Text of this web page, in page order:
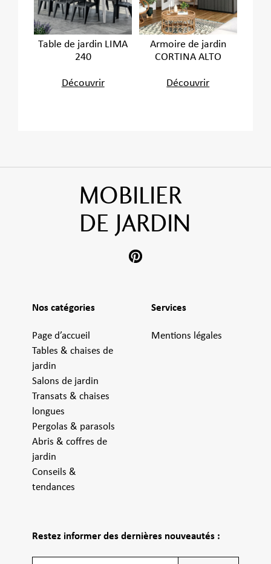
Table de jardin LIMA
240
Découvrir
Armoire de jardin
CORTINA ALTO
Découvrir
MOBILIER
DE JARDIN
Nos catégories
Page d’accueil
Tables & chaises de
jardin
Salons de jardin
Transats & chaises
longues
Pergolas & parasols
Abris & coffres de
jardin
Conseils &
tendances
Services
Mentions légales
Restez informer des dernières nouveautés :